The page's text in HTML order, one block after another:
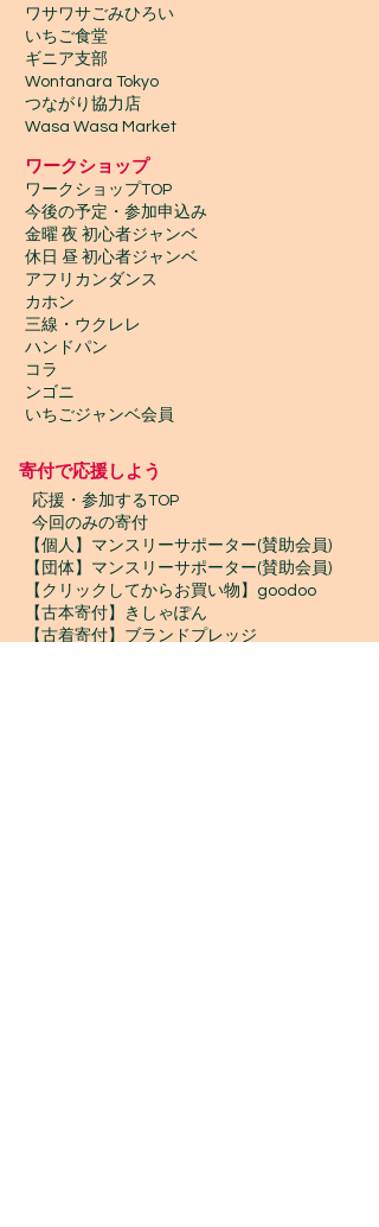
ワサワサごみひろい
いちご食堂
ギニア支部
Wontanara Tokyo
​つながり協力店
Wasa Wasa Market​
​ワークショップ
ワークショップTOP
今後の予定・参加申込み
金曜 夜 初心者ジャンベ
休日 昼 初心者ジャンベ
アフリカンダンス
カホン
三線・ウクレレ
ハンドパン
コラ
ンゴニ
いちごジャンベ会員
寄付で応援しよう
応援・参加するTOP
今回のみの寄付
【個人】マンスリーサポーター(賛助会員)
【団体】マンスリーサポーター(賛助会員)
【クリックしてからお買い物】goodoo
【古本寄付】きしゃぽん
【古着寄付】ブランドプレッジ